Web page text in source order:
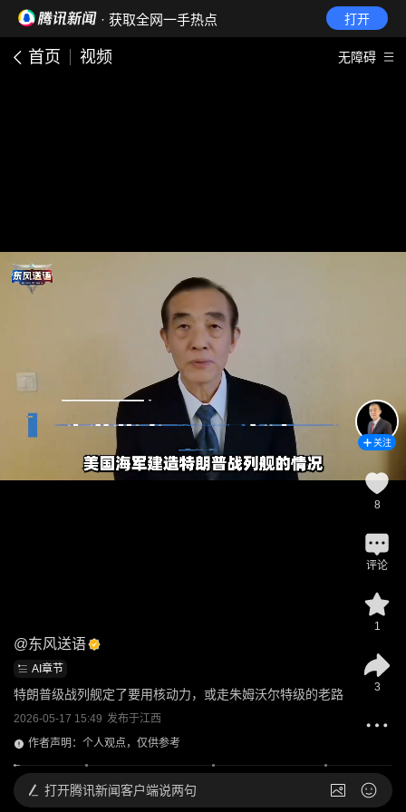
· 获取全网一手热点 打开
首页 视频 无障碍
@东风送语
AI章节
特朗普级战列舰定了要用核动力，或走朱姆沃尔特级的老路
2026-05-17 15:49 发布于江西
作者声明：个人观点，仅供参考
关注
8
评论
1
3
打开腾讯新闻客户端说两句